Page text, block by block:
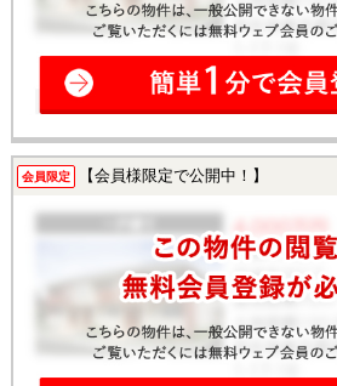
会員限定 【会員様限定で公開中！】